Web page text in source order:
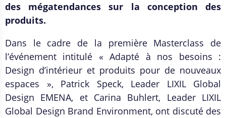
des mégatendances sur la conception des
produits.
Dans le cadre de la première Masterclass de
l’événement intitulé « Adapté à nos besoins :
Design d’intérieur et produits pour de nouveaux
espaces », Patrick Speck, Leader LIXIL Global
Design EMENA, et Carina Buhlert, Leader LIXIL
Global Design Brand Environment, ont discuté des